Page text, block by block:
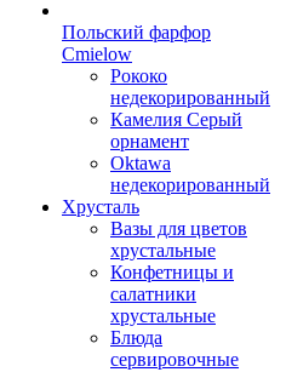
Польский фарфор
Сmielow
Рококо
недекорированный
Камелия Серый
орнамент
Oktawa
недекорированный
Хрусталь
Вазы для цветов
хрустальные
Конфетницы и
салатники
хрустальные
Блюда
сервировочные